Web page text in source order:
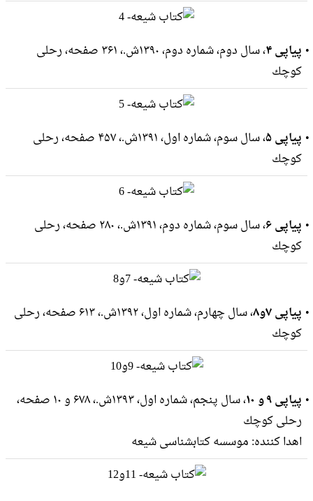
پیاپی ۴
، سال دوم، شماره دوم، ۱۳۹۰ش.، ۳۶۱ صفحه، رحلى
كوچك
پیاپی ۵
، سال سوم، شماره اول، ۱۳۹۱ش.، ۴۵۷ صفحه، رحلى
كوچك
پیاپی ۶
، سال سوم، شماره دوم، ۱۳۹۱ش.، ۲۸۰ صفحه، رحلى
كوچك
پیاپی ۷و۸
، سال چهارم، شماره اول، ۱۳۹۲ش.، ۶۱۳ صفحه، رحلى
كوچك
پیاپی ۹ و ۱۰
، سال پنجم، شماره اول، ۱۳۹۳ش.، ۶۷۸ و ۱۰ صفحه،
رحلى كوچك
اهدا کننده: موسسه کتابشناسی شیعه